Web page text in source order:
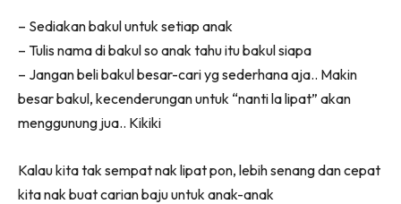
Ilham Impiana 360
Ilham Impiana Inspirasi Selebriti
Casa Impiana
Sembang Dekor
– Sediakan bakul untuk setiap anak
– Tulis nama di bakul so anak tahu itu bakul siapa
– Jangan beli bakul besar-cari yg sederhana aja.. Makin
besar bakul, kecenderungan untuk “nanti la lipat” akan
menggunung jua.. Kikiki
Kalau kita tak sempat nak lipat pon, lebih senang dan cepat
kita nak buat carian baju untuk anak-anak